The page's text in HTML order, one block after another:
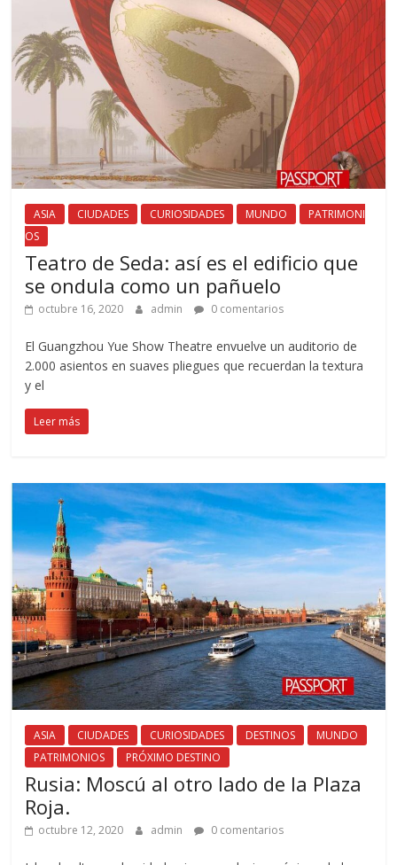
ASIA CIUDADES CURIOSIDADES MUNDO
PATRIMONI
OS
Teatro de Seda: así es el edificio que
se ondula como un pañuelo
octubre 16, 2020 admin 0 comentarios
El Guangzhou Yue Show Theatre envuelve un auditorio de
2.000 asientos en suaves pliegues que recuerdan la textura
y el
Leer más
ASIA CIUDADES CURIOSIDADES DESTINOS
MUNDO
PATRIMONIOS
PRÓXIMO DESTINO
Rusia: Moscú al otro lado de la Plaza
Roja.
octubre 12, 2020 admin 0 comentarios